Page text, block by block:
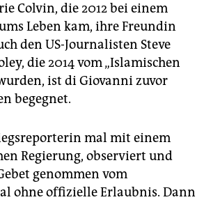
Colvin, die 2012 bei einem
Leben kam, ihre Freundin
den US-Journalisten Steve
die 2014 vom „Islamischen
ist di Giovanni zuvor
begegnet.
mal mit einem
Regierung, observiert und
genommen vom
ohne offizielle Erlaubnis. Dann